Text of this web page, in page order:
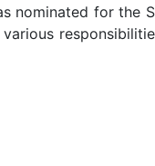
nominated for